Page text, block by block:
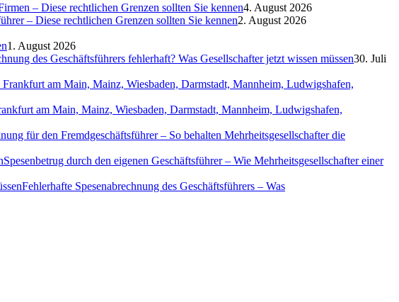
– Diese rechtlichen Grenzen sollten Sie kennen4. August 2026
– Diese rechtlichen Grenzen sollten Sie kennen2. August 2026
1. August 2026
des Geschäftsführers fehlerhaft? Was Gesellschafter jetzt wissen müssen30. Juli
am Main, Mainz, Wiesbaden, Darmstadt, Mannheim, Ludwigshafen,
für den Fremdgeschäftsführer – So behalten Mehrheitsgesellschafter die
Spesenbetrug durch den eigenen Geschäftsführer – Wie Mehrheitsgesellschafter einer
Fehlerhafte Spesenabrechnung des Geschäftsführers – Was